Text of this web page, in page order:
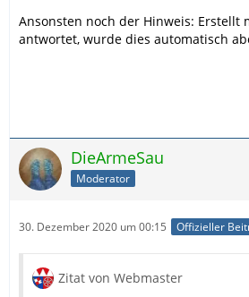
Ansonsten noch der Hinweis: Erstellt
antwortet, wurde dies automatisch
DieArmeSau
Moderator
30. Dezember 2020 um 00:15 Offizieller
Zitat von Webmaster